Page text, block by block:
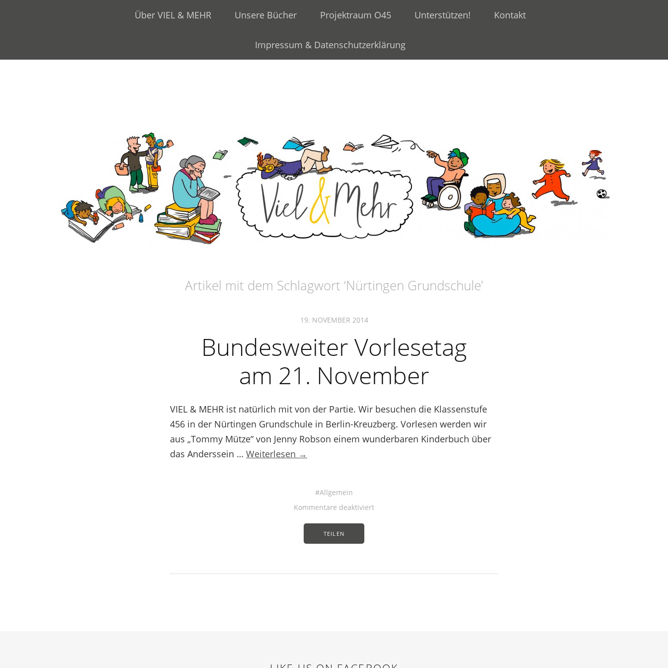
Über VIEL & MEHR Unsere Bücher Projektraum O45 Unterstützen! Kontakt
Impressum & Datenschutzerklärung
Artikel mit dem Schlagwort ‘Nürtingen Grundschule’
19. NOVEMBER 2014
Bundesweiter Vorlesetag
am 21. November
VIEL & MEHR ist natürlich mit von der Partie. Wir besuchen die Klassenstufe
456 in der Nürtingen Grundschule in Berlin-Kreuzberg. Vorlesen werden wir
aus „Tommy Mütze“ von Jenny Robson einem wunderbaren Kinderbuch über
das Anderssein … Weiterlesen →
Allgemein
Kommentare deaktiviert
TEILEN